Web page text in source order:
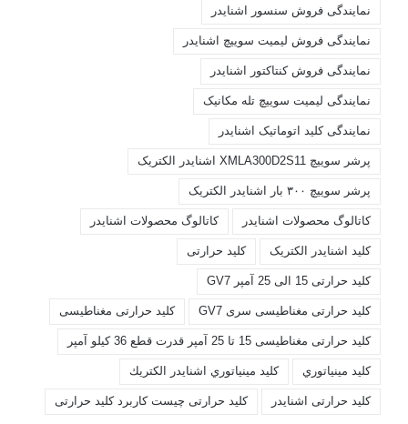
نمایندگی فروش سنسور اشنایدر
نمایندگی فروش لیمیت سوییچ اشنایدر
نمایندگی فروش کنتاکتور اشنایدر
نمایندگی لیمیت سوییچ تله مکانیک
نمایندگی کلید اتوماتیک اشنایدر
پرشر سوییچ XMLA300D2S11 اشنایدر الکتریک
پرشر سوییچ ۳۰۰ بار اشنایدر الکتریک
کاتالوگ محصولات اشنايدر کاتالوگ محصولات اشنایدر
کليد اشنايدر الکتريک کليد حرارتی
کليد حرارتی 15 الی 25 آمپر GV7
کليد حرارتی مغناطيسی سری GV7 کليد حرارتی مغناطیسی
کليد حرارتی مغناطیسی 15 تا 25 آمپر قدرت قطع 36 کیلو آمپر
کليد مينياتوري کليد مينياتوري اشنايدر الكتريك
کلید حرارتی اشنایدر کلید حرارتی چیست کاربرد کلید حرارتی